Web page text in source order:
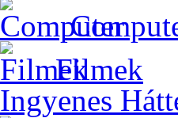
Filmek
Ingyenes